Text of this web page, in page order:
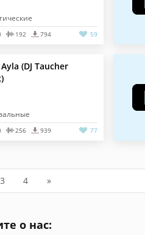
192 794 59
(DJ Taucher
256 939 77
3 4 »
о нас: